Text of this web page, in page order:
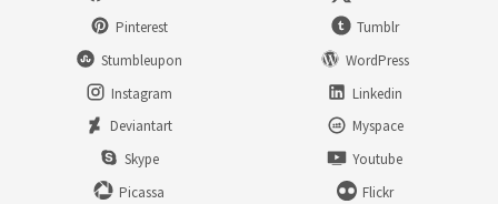
Pinterest
Tumblr
Stumbleupon
WordPress
Instagram
Linkedin
Deviantart
Myspace
Skype
Youtube
Picassa
Flickr